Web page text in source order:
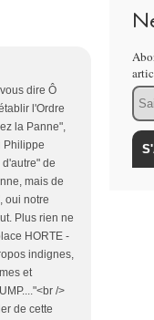
dire Ô
l'Ordre
la Panne",
Philippe
de
mais de
oui notre
Plus rien ne
HORTE -
indignes,
et
/>
de cette